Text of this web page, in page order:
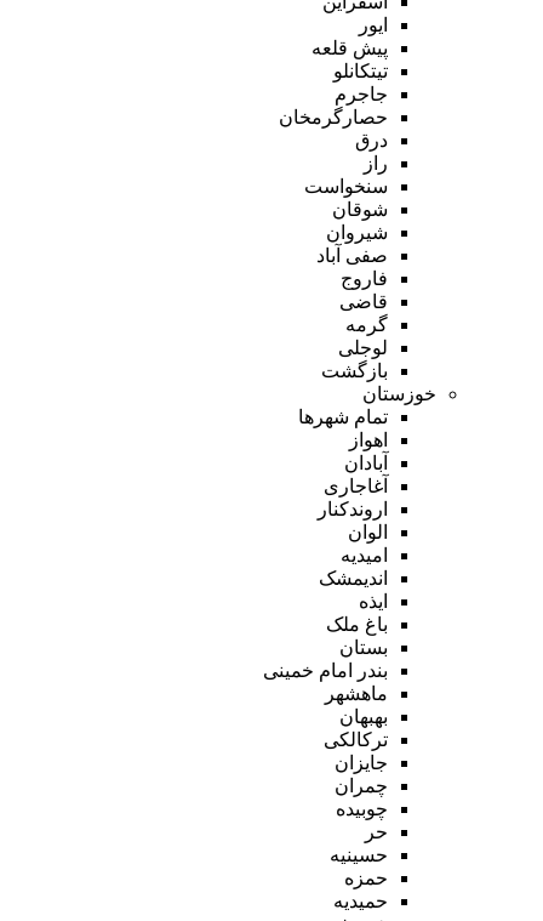
ایور
پیش قلعه
تیتکانلو
جاجرم
حصارگرمخان
درق
راز
سنخواست
شوقان
شیروان
صفی آباد
فاروج
قاضی
گرمه
لوجلی
بازگشت
خوزستان
تمام شهر‌ها
اهواز
آبادان
آغاجاری
اروندکنار
الوان
امیدیه
اندیمشک
ایذه
باغ ملک
بستان
بندر امام خمینی
ماهشهر
بهبهان
ترکالکی
جایزان
چمران
چوبیده
حر
حسینیه
حمزه
حمیدیه